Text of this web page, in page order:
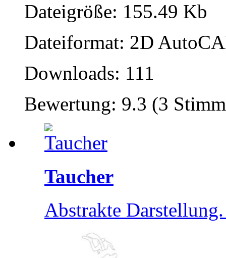
Dateigröße: 155.49 Kb
Dateiformat: 2D
Downloads: 111
Bewertung: 9.3 (3
Taucher
Abstrakte